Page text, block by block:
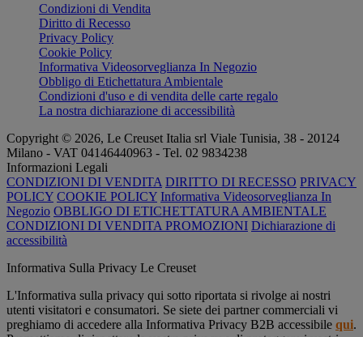
Condizioni di Vendita
Diritto di Recesso
Privacy Policy
Cookie Policy
Informativa Videosorveglianza In Negozio
Obbligo di Etichettatura Ambientale
Condizioni d'uso e di vendita delle carte regalo
La nostra dichiarazione di accessibilità
Copyright © 2026, Le Creuset Italia srl ​​Viale Tunisia, 38 - 20124
Milano - VAT 04146440963 - Tel. 02 9834238
Informazioni Legali
CONDIZIONI DI VENDITA DIRITTO DI RECESSO PRIVACY
POLICY COOKIE POLICY Informativa Videosorveglianza In
Negozio OBBLIGO DI ETICHETTATURA AMBIENTALE
CONDIZIONI DI VENDITA PROMOZIONI Dichiarazione di
accessibilità
Informativa Sulla Privacy Le Creuset
L'Informativa sulla privacy qui sotto riportata si rivolge ai nostri
utenti visitatori e consumatori. Se siete dei partner commerciali vi
preghiamo di accedere alla Informativa Privacy B2B accessibile qui.